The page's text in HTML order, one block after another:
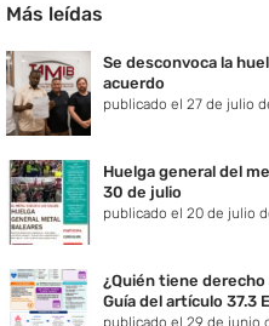
Más leídas
Se desconvoca la
acuerdo
publicado el 27 de julio
Huelga general del
30 de julio
publicado el 20 de julio
¿Quién tiene
Guía del artículo 37.3
publicado el 29 de junio